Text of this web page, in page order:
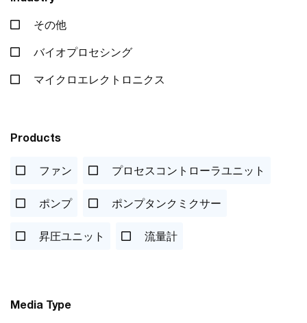
その他
バイオプロセシング
マイクロエレクトロニクス
Products
ファン プロセスコントローラユニット
ポンプ ポンプタンクミクサー
昇圧ユニット 流量計
Media Type